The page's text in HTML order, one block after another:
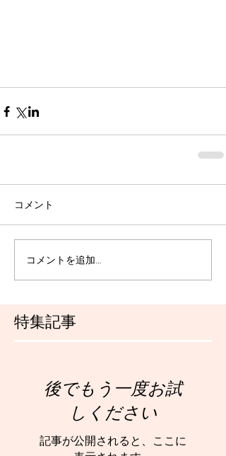
特集記事
コメント
コメントを追加…
後でもう一度お試
しください
記事が公開されると、ここに